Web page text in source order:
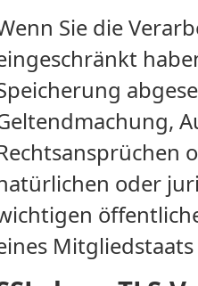
Sie die
oder